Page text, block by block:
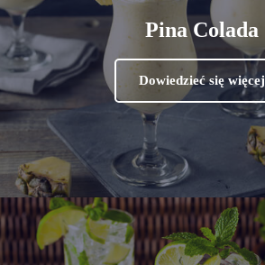
Pina Colada
Dowiedzieć się więcej